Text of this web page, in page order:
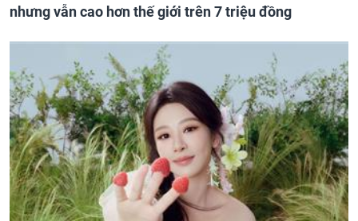
nhưng vẫn cao hơn thế giới trên 7 triệu đồng